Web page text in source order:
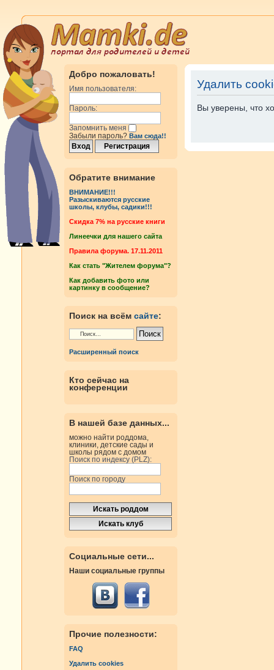
Добро пожаловать!
Имя пользователя:
Пароль:
Запомнить меня
Забыли пароль? Вам сюда!!
Обратите внимание
ВНИМАНИЕ!!!
Разыскиваются русские
школы, клубы, садики!!!
Cкидка 7% на русские книги
Линеечки для нашего сайта
Правила форума. 17.11.2011
Как стать "Жителем форума"?
Как добавить фото или
картинку в сообщение?
Поиск на всём сайте:
Расширенный поиск
Кто сейчас на
конференции
В нашей базе данных...
можно найти роддома,
клиники, детские сады и
школы рядом с домом
Поиск по индексу (PLZ):
Поиск по городу
Социальные сети...
Наши социальные группы
Прочие полезности:
FAQ
Удалить cookies
Удалить
Вы уверены, что